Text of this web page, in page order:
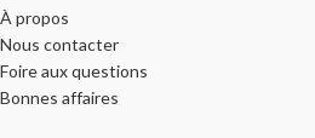
À propos
Nous contacter
Foire aux questions
Bonnes affaires